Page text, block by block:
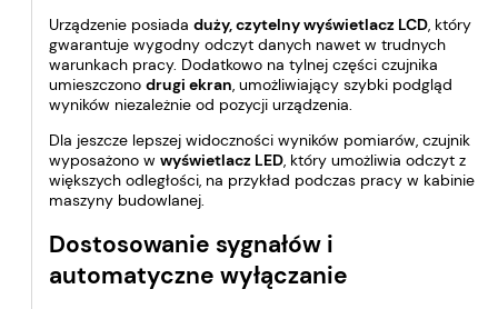
Urządzenie posiada duży, czytelny wyświetlacz LCD, który
gwarantuje wygodny odczyt danych nawet w trudnych
warunkach pracy. Dodatkowo na tylnej części czujnika
umieszczono drugi ekran, umożliwiający szybki podgląd
wyników niezależnie od pozycji urządzenia.
Dla jeszcze lepszej widoczności wyników pomiarów, czujnik
wyposażono w wyświetlacz LED, który umożliwia odczyt z
większych odległości, na przykład podczas pracy w kabinie
maszyny budowlanej.
Dostosowanie sygnałów i
automatyczne wyłączanie